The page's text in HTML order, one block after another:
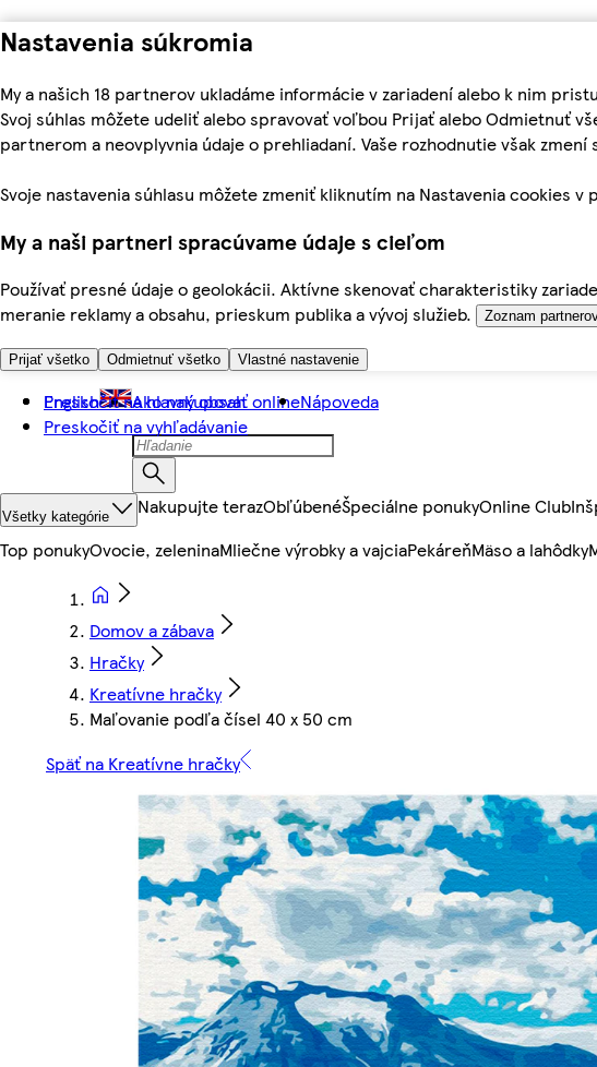
Nastavenia súkromia
My a našich 18 partnerov ukladáme informácie v zariadení alebo k nim
Svoj súhlas môžete udeliť alebo spravovať voľbou Prijať alebo Odmietnuť
partnerom a neovplyvnia údaje o prehliadaní. Vaše rozhodnutie však
Svoje nastavenia súhlasu môžete zmeniť kliknutím na Nastavenia cookies v
My a naši partneri spracúvame údaje s cieľom
Používať presné údaje o geolokácii. Aktívne skenovať charakteristiky
meranie reklamy a obsahu, prieskum publika a vývoj služieb.
Zoznam
Prijať všetko Odmietnuť všetko Vlastné nastavenie
Preskočiť na hlavný obsah
Preskočiť na vyhľadávanie
English Ako nakupovať onlineNápoveda
Všetky kategórie Nakupujte terazObľúbenéŠpeciálne ponukyOnline Club
Top ponukyOvocie, zeleninaMliečne výrobky a vajciaPekáreňMäso a lahôdky
Domov a zábava
Hračky
Kreatívne hračky
Maľovanie podľa čísel 40 x 50 cm
Späť na Kreatívne hračky